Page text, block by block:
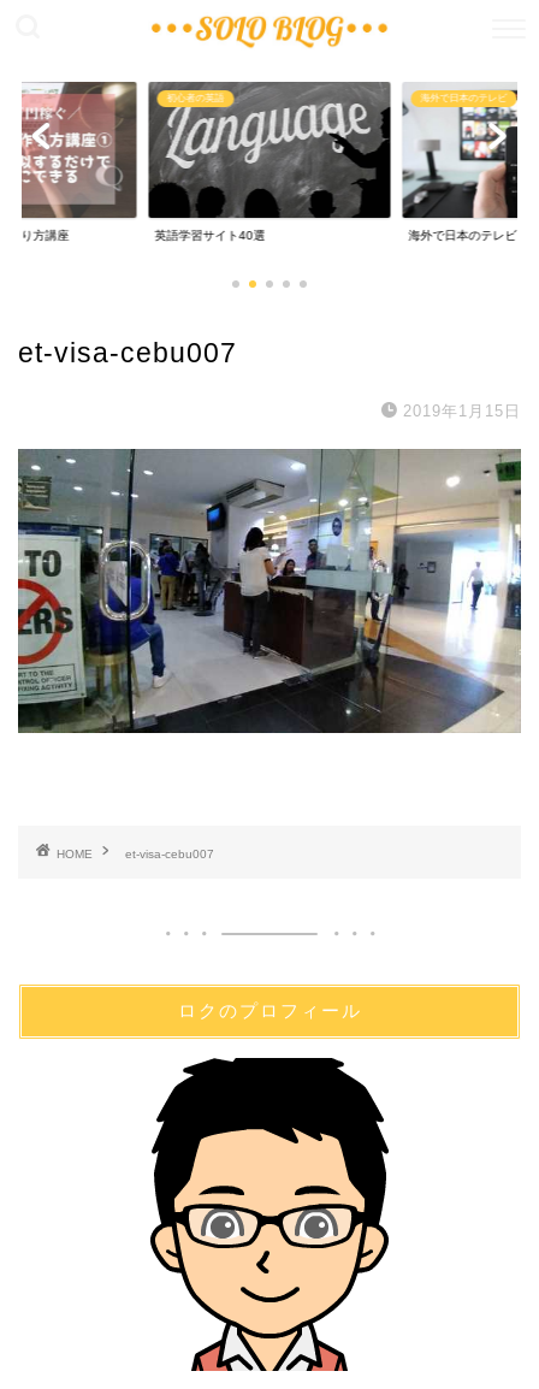
作り方講座
初心者の英語
英語学習サイト40選
海外で日本のテレビ
海外で日本のテレビ
et-visa-cebu007
2019年1月15日
HOME et-visa-cebu007
ロクのプロフィール